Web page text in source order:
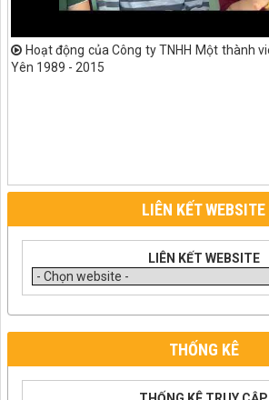
Hoạt động của Công ty TNHH Một thành
Yên 1989 - 2015
LIÊN KẾT WEBSITE
LIÊN KẾT WEBSITE
THỐNG KÊ